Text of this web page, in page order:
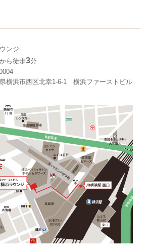
ンジ
ら徒歩3分
横浜市西区北幸1‐6‐1 横浜ファーストビル